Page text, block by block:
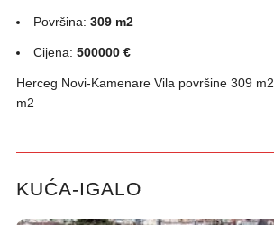
Površina:309 m2
Cijena:500000 €
Herceg Novi-Kamenare Vila površine 309
m2
KUĆA-IGALO